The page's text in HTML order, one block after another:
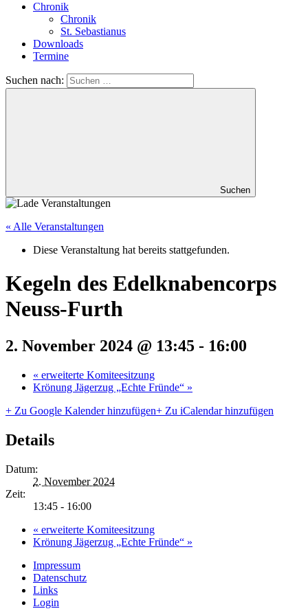
Chronik
Chronik
St. Sebastianus
Downloads
Termine
Suchen nach:
Suchen
« Alle Veranstaltungen
Diese Veranstaltung hat bereits stattgefunden.
Kegeln des Edelknabencorps
Neuss-Furth
2. November 2024 @ 13:45 - 16:00
« erweiterte Komiteesitzung
Krönung Jägerzug „Echte Fründe“ »
+ Zu Google Kalender hinzufügen+ Zu iCalendar hinzufügen
Details
Datum:
2. November 2024
Zeit:
13:45 - 16:00
« erweiterte Komiteesitzung
Krönung Jägerzug „Echte Fründe“ »
Impressum
Datenschutz
Links
Login